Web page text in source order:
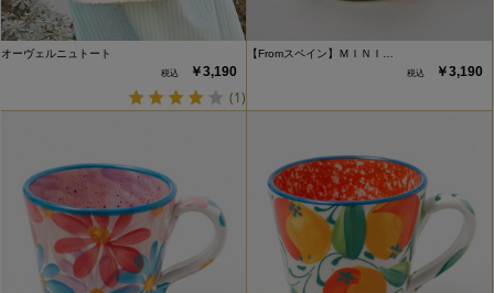
オーヴェルニュトート
￥3,190
(1)
【Fromスペイン】ＭＩＮＩ…
￥3,190